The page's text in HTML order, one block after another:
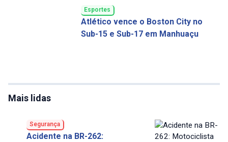
Esportes
Atlético vence o Boston City no
Sub-15 e Sub-17 em Manhuaçu
Mais lidas
Segurança
Acidente na BR-262: